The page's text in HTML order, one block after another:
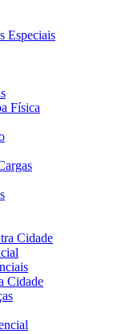
Especiais
Física
Cidade
Cidade